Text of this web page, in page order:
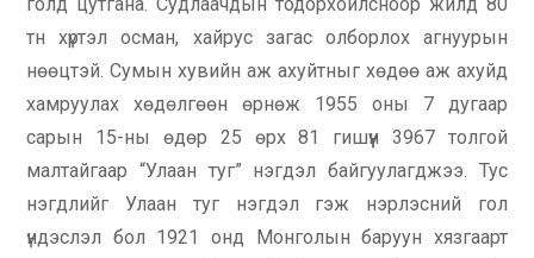
тн хүртэл осман, хайрус загас олборлох агнуурын
нөөцтэй. Сумын хувийн аж ахуйтныг хөдөө аж ахуйд
хамруулах хөдөлгөөн өрнөж 1955 оны 7 дугаар
сарын 15-ны өдөр 25 өрх 81 гишүүн 3967 толгой
малтайгаар “Улаан туг” нэгдэл байгуулагджээ. Тус
нэгдлийг Улаан туг нэгдэл гэж нэрлэсний гол
үндэслэл бол 1921 онд Монголын баруун хязгаарт